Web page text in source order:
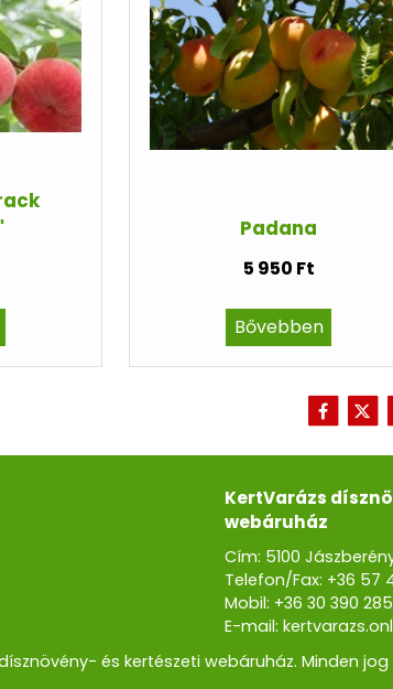
Padana
5 950 Ft
Bővebben
KertVarázs
webáruház
Cím: 5100
Telefon/Fax: +36 57
Mobil: +36 30 390
E-mail:
és kertészeti webáruház. Minden